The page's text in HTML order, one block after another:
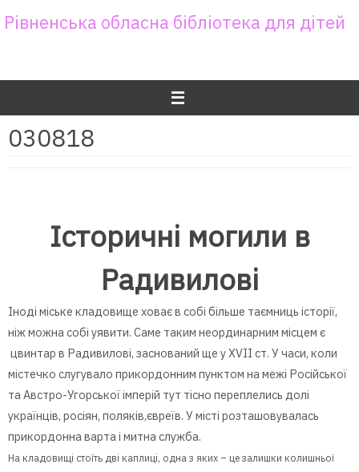
toРівненська обласна бібліотека для дітей
030818
Історичні могили в
Радивилові
Іноді міське кладовище ховає в собі більше таємниць історії,
ніж можна собі уявити. Саме таким неординарним місцем є
цвинтар в Радивилові, заснований ще у ХVII ст. У часи, коли
містечко слугувало прикордонним пунктом на межі Російської
та Австро-Угорської імперій тут тісно переплелись долі
українців, росіян, поляків,євреїв. У місті розташовувалась
прикордонна варта і митна служба.
На кладовищі стоїть дві каплиці, одна з яких – це залишки колишньої